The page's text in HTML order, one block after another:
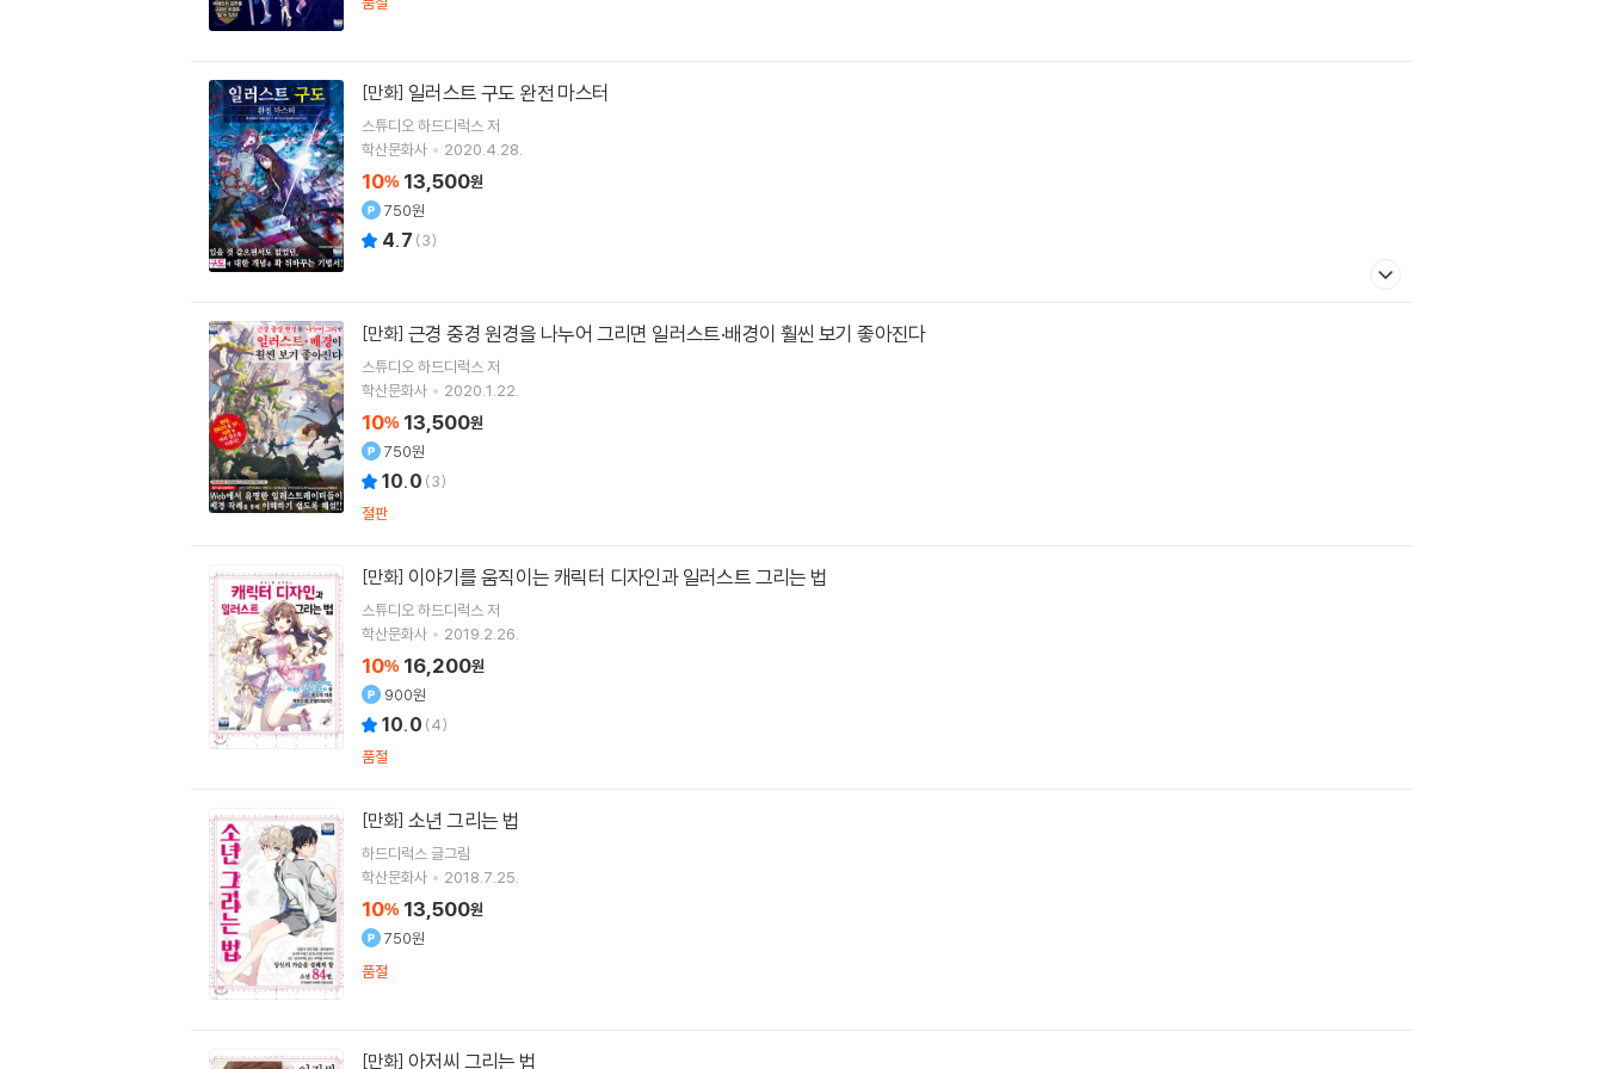
[만화] 일러스트 구도 완전 마스터
스튜디오 하드디럭스저
학산문화사
2020.4.28.
10% 13,500원
750원
4.7 (3)
[만화] 근경 중경 원경을 나누어 그리면 일러스트·배경이 훨씬 보기 좋아진다
스튜디오 하드디럭스저
학산문화사
2020.1.22.
10% 13,500원
750원
10.0 (3)
절판
[만화] 이야기를 움직이는 캐릭터 디자인과 일러스트 그리는 법
스튜디오 하드디럭스저
학산문화사
2019.2.26.
10% 16,200원
900원
10.0 (4)
품절
[만화] 소년 그리는 법
하드디럭스 글그림
학산문화사
2018.7.25.
10% 13,500원
750원
품절
[만화] 아저씨 그리는 법